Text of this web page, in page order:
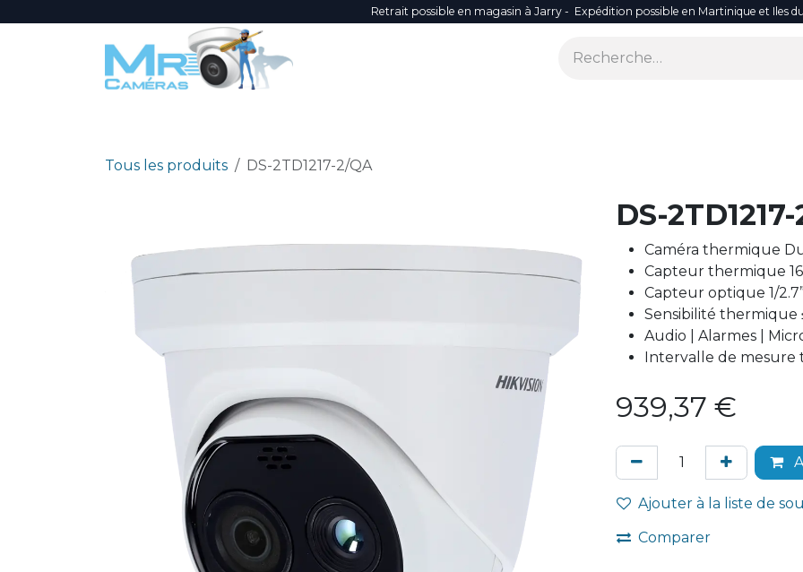
Retrait possible en magasin à Jarry - Expédition possible en Martinique et Iles
Tous les produits DS-2TD1217-2/QA
DS-
Caméra thermique
Capteur thermique
Capteur optique 1/
Sensibilité thermique
Audio | Alarmes |
Intervalle de mesure
939,37 €
Ajouter à la liste de
Comparer